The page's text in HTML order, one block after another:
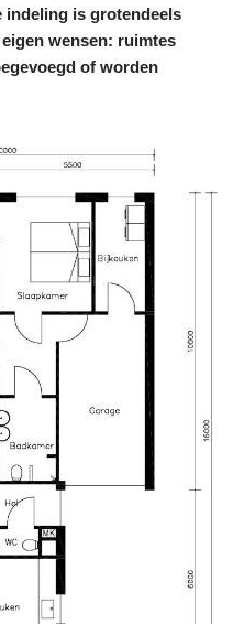
indeling is grotendeels
wensen: ruimtes
of worden